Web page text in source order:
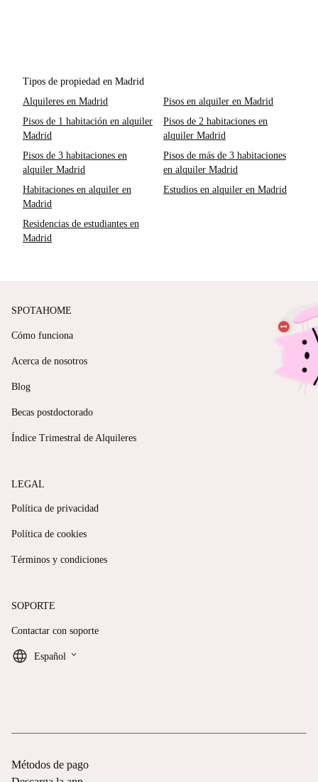
Tipos de propiedad en Madrid
Alquileres en Madrid
Pisos en alquiler en Madrid
Pisos de 1 habitación en alquiler
Madrid
Pisos de 2 habitaciones en
alquiler Madrid
Pisos de 3 habitaciones en
alquiler Madrid
Pisos de más de 3 habitaciones
en alquiler Madrid
Habitaciones en alquiler en
Madrid
Estudios en alquiler en Madrid
Residencias de estudiantes en
Madrid
SPOTAHOME
Cómo funciona
Acerca de nosotros
Blog
Becas postdoctorado
Índice Trimestral de Alquileres
LEGAL
Política de privacidad
Política de cookies
Términos y condiciones
SOPORTE
Contactar con soporte
Español keyboard_arrow_down
Métodos de pago